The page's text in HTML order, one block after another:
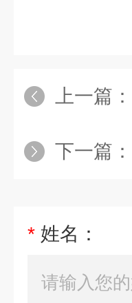
上一篇：
下一篇：
* 姓名：